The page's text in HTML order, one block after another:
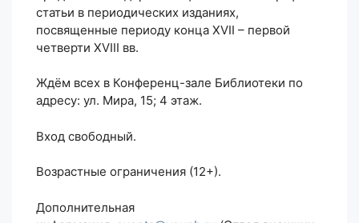
статьи в периодических изданиях,
посвященные периоду конца XVII – первой
четверти XVIII вв.
Ждём всех в Конференц-зале Библиотеки по
адресу: ул. Мира, 15; 4 этаж.
Вход свободный.
Возрастные ограничения (12+).
Дополнительная